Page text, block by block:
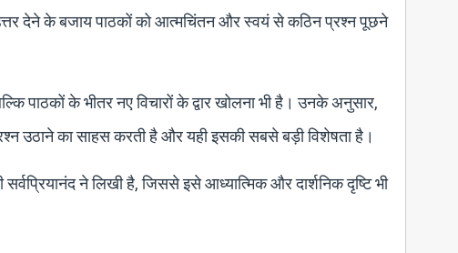
देने के बजाय पाठकों को आत्मचिंतन और स्वयं से कठिन प्रश्न पूछने
पाठकों के भीतर नए विचारों के द्वार खोलना भी है। उनके अनुसार,
उठाने का साहस करती है और यही इसकी सबसे बड़ी विशेषता है।
ने लिखी है, जिससे इसे आध्यात्मिक और दार्शनिक दृष्टि भी